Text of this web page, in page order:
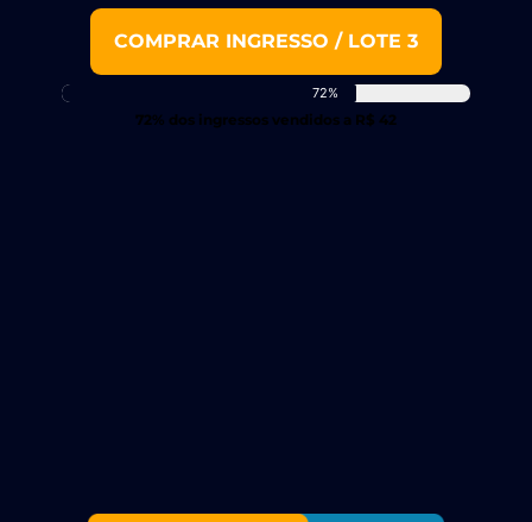
COMPRAR INGRESSO / LOTE 3
72%
72% dos ingressos vendidos a R$ 42